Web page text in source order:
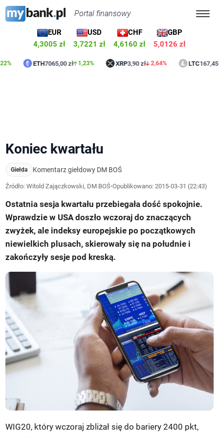
Portal finansowy
EUR
4,3005 zł
USD
3,7221 zł
CHF
4,6160 zł
GBP
5,0126 zł
ETH 7065,00 zł 1,23% XRP 3,90 zł 2,64% LTC 167,45 zł
Koniec kwartału
Giełda Komentarz giełdowy DM BOŚ
Źródło: Witold Zajączkowski, DM BOŚ•Opublikowano:2015-03-31 (22:43)
Ostatnia sesja kwartału przebiegała dość spokojnie.
Wprawdzie w USA doszło wczoraj do znaczących
zwyżek, ale indeksy europejskie po początkowych
niewielkich plusach, skierowały się na południe i
zakończyły sesje pod kreską.
WIG20, który wczoraj zbliżał się do bariery 2400 pkt,